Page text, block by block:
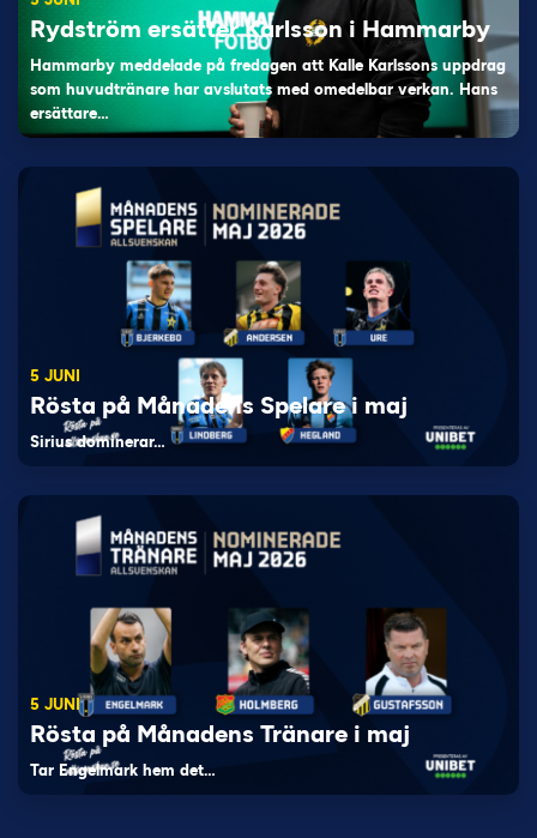
Rydström ersätter Karlsson i Hammarby
Hammarby meddelade på fredagen att Kalle Karlssons uppdrag
som huvudtränare har avslutats med omedelbar verkan. Hans
ersättare…
5 JUNI
Rösta på Månadens Spelare i maj
Sirius dominerar…
5 JUNI
Rösta på Månadens Tränare i maj
Tar Engelmark hem det…